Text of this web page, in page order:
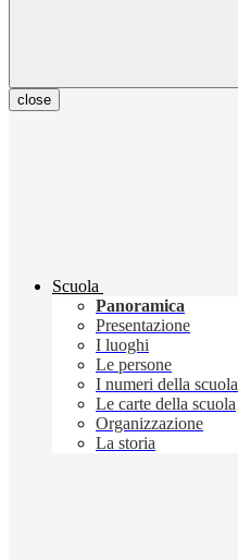
close
Scuola
Panoramica
Presentazione
I luoghi
Le persone
I numeri della scuola
Le carte della scuola
Organizzazione
La storia